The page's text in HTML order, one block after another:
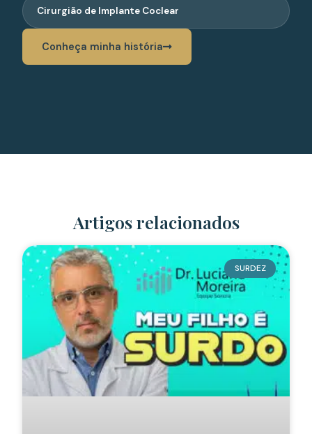
Cirurgião de Implante Coclear
Conheça minha história
Artigos relacionados
SURDEZ